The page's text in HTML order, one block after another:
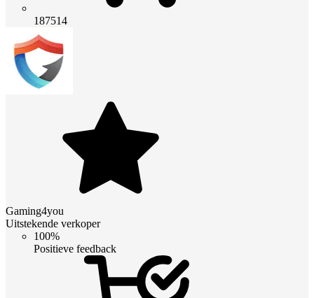
187514
Gaming4you
Uitstekende verkoper
100%
Positieve feedback